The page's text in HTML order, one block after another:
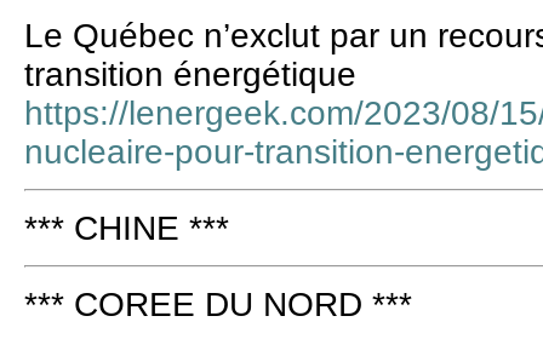
Le Québec n’exclut par un
transition énergétique
https://lenergeek.com/2023/08/
nucleaire-pour-transition-
*** CHINE ***
*** COREE DU NORD ***